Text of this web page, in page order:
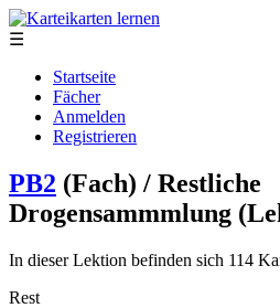
☰
Startseite
Fächer
Anmelden
Registrieren
PB2 (Fach) / Restliche
Drogensammmlung
In dieser Lektion befinden sich 114
Rest